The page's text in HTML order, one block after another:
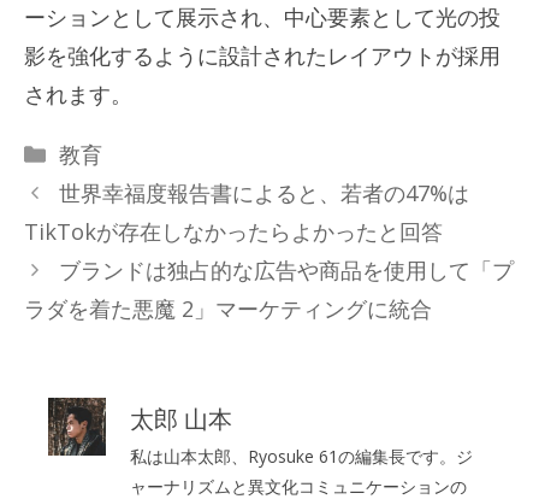
ーションとして展示され、中心要素として光の投
影を強化するように設計されたレイアウトが採用
されます。
カ
テ
リ
ー
教育
世界幸福度報告書によると、若者の47%は
TikTokが存在しなかったらよかったと回答
ブランドは独占的な広告や商品を使用して「プ
ラダを着た悪魔 2」マーケティングに統合
太郎 山本
私は山本太郎、Ryosuke 61の編集長です。ジ
ャーナリズムと異文化コミュニケーションの